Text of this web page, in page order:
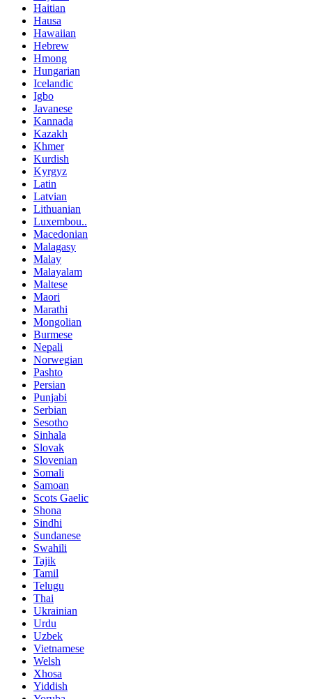
Haitian
Hausa
Hawaiian
Hebrew
Hmong
Hungarian
Icelandic
Igbo
Javanese
Kannada
Kazakh
Khmer
Kurdish
Kyrgyz
Latin
Latvian
Lithuanian
Luxembou..
Macedonian
Malagasy
Malay
Malayalam
Maltese
Maori
Marathi
Mongolian
Burmese
Nepali
Norwegian
Pashto
Persian
Punjabi
Serbian
Sesotho
Sinhala
Slovak
Slovenian
Somali
Samoan
Scots Gaelic
Shona
Sindhi
Sundanese
Swahili
Tajik
Tamil
Telugu
Thai
Ukrainian
Urdu
Uzbek
Vietnamese
Welsh
Xhosa
Yiddish